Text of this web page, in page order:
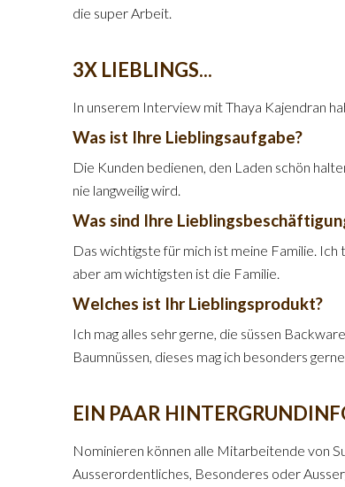
die super Arbeit.
3X LIEBLINGS...
In unserem Interview mit Thaya Kajendran
Was ist Ihre Lieblingsaufgabe?
Die Kunden bedienen, den Laden schön
nie langweilig wird.
Was sind Ihre
Das wichtigste für mich ist meine Familie. Ich
aber am wichtigsten ist die Familie.
Welches ist Ihr Lieblingsprodukt?
Ich mag alles sehr gerne, die süssen
Baumnüssen, dieses mag ich besonders
EIN PAAR
Nominieren können alle Mitarbeitende von
Ausserordentliches, Besonderes oder